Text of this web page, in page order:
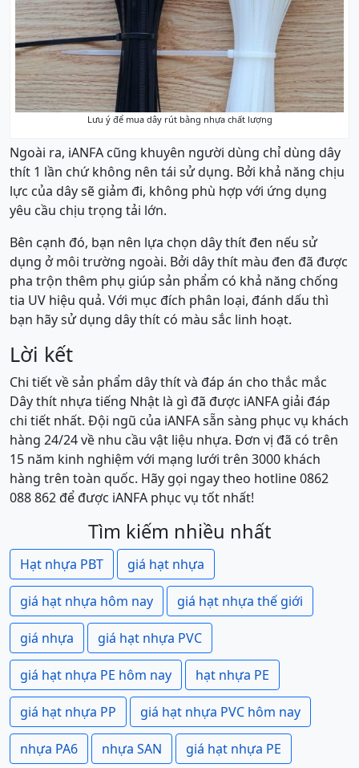
Lưu ý để mua dây rút bằng nhựa chất lượng
Ngoài ra, iANFA cũng khuyên người dùng chỉ dùng dây
thít 1 lần chứ không nên tái sử dụng. Bởi khả năng chịu
lực của dây sẽ giảm đi, không phù hợp với ứng dụng
yêu cầu chịu trọng tải lớn.
Bên cạnh đó, bạn nên lựa chọn dây thít đen nếu sử
dụng ở môi trường ngoài. Bởi dây thít màu đen đã được
pha trộn thêm phụ giúp sản phẩm có khả năng chống
tia UV hiệu quả. Với mục đích phân loại, đánh dấu thì
bạn hãy sử dụng dây thít có màu sắc linh hoạt.
Lời kết
Chi tiết về sản phẩm dây thít và đáp án cho thắc mắc
Dây thít nhựa tiếng Nhật là gì đã được iANFA giải đáp
chi tiết nhất. Đội ngũ của iANFA sẵn sàng phục vụ khách
hàng 24/24 về nhu cầu vật liệu nhựa. Đơn vị đã có trên
15 năm kinh nghiệm với mạng lưới trên 3000 khách
hàng trên toàn quốc. Hãy gọi ngay theo hotline 0862
088 862 để được iANFA phục vụ tốt nhất!
Tìm kiếm nhiều nhất
Hạt nhựa PBT giá hạt nhựa
giá hạt nhựa hôm nay giá hạt nhựa thế giới
giá nhựa giá hạt nhựa PVC
giá hạt nhựa PE hôm nay hạt nhựa PE
giá hạt nhựa PP giá hạt nhựa PVC hôm nay
nhựa PA6 nhựa SAN giá hạt nhựa PE